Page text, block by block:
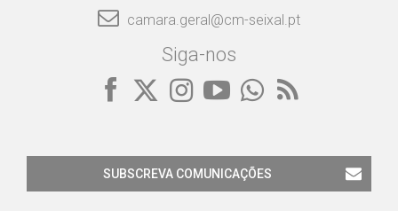
camara.geral@cm-seixal.pt
Siga-nos
SUBSCREVA COMUNICAÇÕES